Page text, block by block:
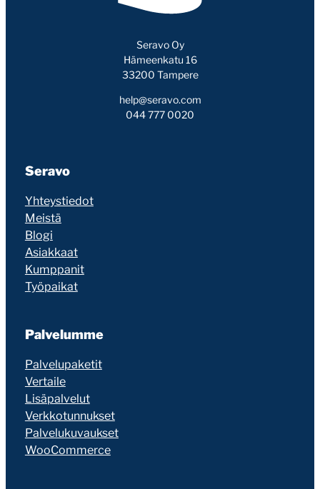
Seravo Oy
Hämeenkatu 16
33200 Tampere
help@seravo.com
044 777 0020
Seravo
Yhteystiedot
Meistä
Blogi
Asiakkaat
Kumppanit
Työpaikat
Palvelumme
Palvelupaketit
Vertaile
Lisäpalvelut
Verkkotunnukset
Palvelukuvaukset
WooCommerce